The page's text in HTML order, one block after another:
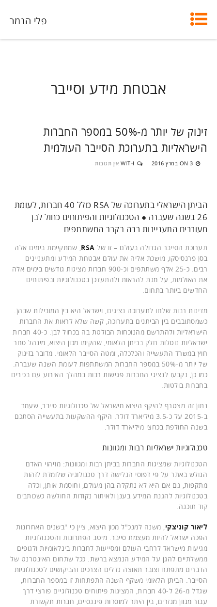
פלי הנמר
אבטחת מידע וסייבר
זינוק של יותר מ-50% במספר החברות
הישראליות בתערוכת הסייבר העולמית
ON 3 במרץ 2016 WITH אין תגובות
הביתן הישראלי בתערוכה של RSA כולל 40 חברות, לעומת
26 בשנה שעברה ● הטכנולוגיות והפיתוחים כחול לבן
מעוררים התעניינות רבה בקרב המשתתפים
תערוכת הסייבר הגדולה בעולם – זו של RSA, שמתקיימת בימים אלה
בסן פרנסיסקו, מושכת אליה את עולם אבטחת המידע ומתעניינים
רבים. כ-25 אלף משתתפים וכ-900 חברות מציגות גודשים בימים אלה
את האולמות, על מנת להראות ולהתעדכן בטכנולוגיות ובפיתוחים
החדשים ביותר בתחום.
מדינות רבות שלחו לתערוכה נציגים, וישראל היא בין המובילות שבהן.
כשמסתובבים בין הביתנים בתערוכה, קשה שלא לראות את החברות
הישראליות ולהתרשם מהנוכחות הבולטת בה בכחול לבן. כ-40 חברות
ישראליות נוטלות חלק בביתן הלאומי, שהקימו מכון היצוא, מינהל סחר
חוץ במשרד התעשייה והכלכלה, ומטה הסייבר הלאומי. מדובר בזינוק
של יותר מ-50% במספר החברות המשתתפות לעומת השנה שעברה.
כמו כן, נקבעו לנציגי החברות פגישות רבות במהלך האירוע עם בכירים
בחברות בולטות.
נתון זה מצטרף להיקף היצוא מישראל של טכנולוגיות סייבר, שעמד
ב-2015 על כ-3.5 מיליארד דולר. היקף ההשקעות בתעשייה הסתכם
בשנה החולפת בכחצי מיליארד דולר.
טכנולוגיות ישראליות רבות ומגוונות
הטכנולוגיות שמציגות החברות בביתן רבות ומגוונות: מזיהוי האדם
הגולש באתר על פי דפוסי הגלישה דרך טכנולוגיה שלומדת לזהות
מתקפות, גם אם היא לא נתקלה בהן מעולם, וחוסמת אותן, וכלה
בטכנולוגיות להגנת המידע בענן ולאיתור נקודות החולשה כשכותבים
קוד תוכנה.
ליאור קוניצקי, משנה למנכ"ל מכון היצוא, ציין כי "בשנים האחרונות
הפכה ישראל להיות מעצמת סייבר. מיטב הפתרונות והטכנולוגיות
מגיעות מישראל לרחבי העולם ומסייעות לחברות בינלאומיות ולגופים
ממשלתיים להגן על המידע הנמצא ברשת. ככל שתחום האינטרנט של
הדברים מתפתח וצובר תאוצה גדלים הצרכים והביקושים לטכנולוגיות
הסייבר. הביתן הלאומי משקף השנה התפתחות זו במספר החברות,
שגדל מ-26 ל-40 חברות, המציגות פיתוחים טכנולוגיים פורצי דרך
עבור מגוון מגזרים, בין היתר למוסדות פיננסיים, חברות תקשורת